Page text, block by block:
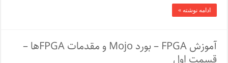
ادامه نوشته »
آموزش FPGA – بورد Mojo و مقدمات FPGA‌ها –